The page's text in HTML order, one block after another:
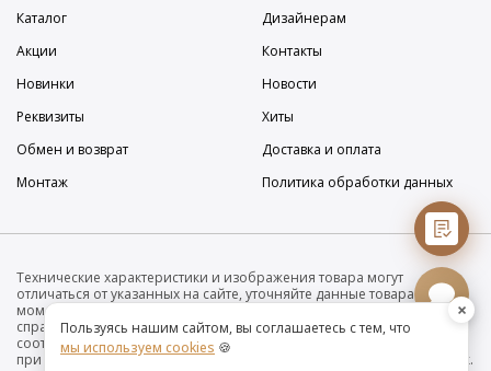
Каталог
Дизайнерам
Акции
Контакты
Новинки
Новости
Реквизиты
Хиты
Обмен и возврат
Доставка и оплата
Монтаж
Политика обработки данных
Технические характеристики и изображения товара могут
отличаться от указанных на сайте, уточняйте данные товара на
момент покупки и оплаты. Вся информация на сайте о товарах носит
справочный характер и не является публичной офертой в
соответствии с пунктом 2 статьи 437 ГК РФ. Убедительно просим Вас
при покупке проверять наличие желаемых функций и характеристик.
Пользуясь нашим сайтом, вы соглашаетесь с тем, что
мы используем cookies 🍪
×